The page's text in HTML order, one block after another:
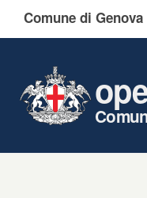
Comune di Genova